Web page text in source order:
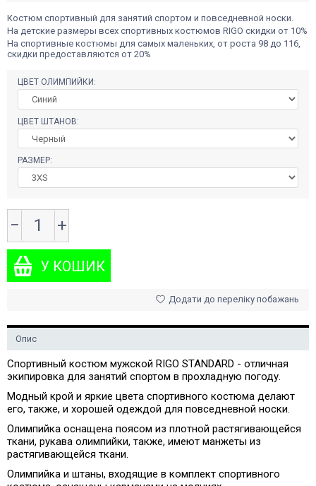
Костюм спортивный для занятий спортом и повседневной носки.
На детские размеры всех спортивных костюмов RIGO скидки от 10%
На спортивные костюмы для самых маленьких, от роста 98 до 116,
скидки предоставляются от 20%
ЦВЕТ ОЛИМПИЙКИ:
ЦВЕТ ШТАНОВ:
РАЗМЕР:
− +
Додати до переліку побажань
Опис
Спортивный костюм мужской RIGO STANDARD - отличная
экипировка для занятий спортом в прохладную погоду.
Модный крой и яркие цвета спортивного костюма делают
его, также, и хорошей одеждой для повседневной носки.
Олимпийка оснащена поясом из плотной растягивающейся
ткани, рукава олимпийки, также, имеют манжеты из
растягивающейся ткани.
Олимпийка и штаны, входящие в комплект спортивного